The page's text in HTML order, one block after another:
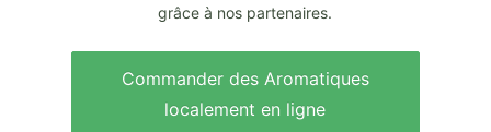
grâce à nos partenaires.
Commander des Aromatiques
localement en ligne